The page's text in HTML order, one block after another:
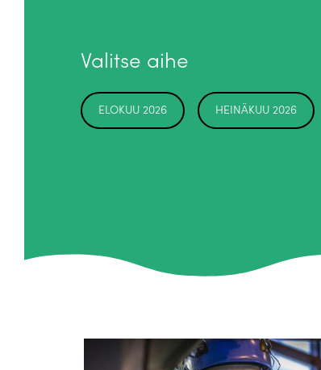
Valitse aihe
ELOKUU 2026 HEINÄKUU 2026